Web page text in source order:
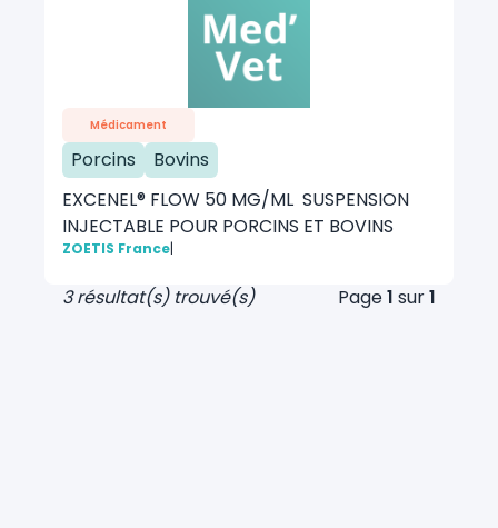
Médicament
Porcins
Bovins
EXCENEL® FLOW 50 MG/ML SUSPENSION
INJECTABLE POUR PORCINS ET BOVINS
ZOETIS France|
3 résultat(s) trouvé(s) Page1 sur1